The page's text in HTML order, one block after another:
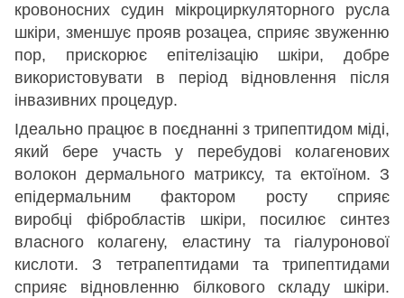
кровоносних судин мікроциркуляторного русла
шкіри, зменшує прояв розацеа, сприяє звуженню
пор, прискорює епітелізацію шкіри, добре
використовувати в період відновлення після
інвазивних процедур.
Ідеально працює в поєднанні з трипептидом міді,
який бере участь у перебудові колагенових
волокон дермального матриксу, та ектоїном. З
епідермальним фактором росту сприяє
виробці фібробластів шкіри, посилює синтез
власного колагену, еластину та гіалуронової
кислоти. З тетрапептидами та трипептидами
сприяє відновленню білкового складу шкіри.